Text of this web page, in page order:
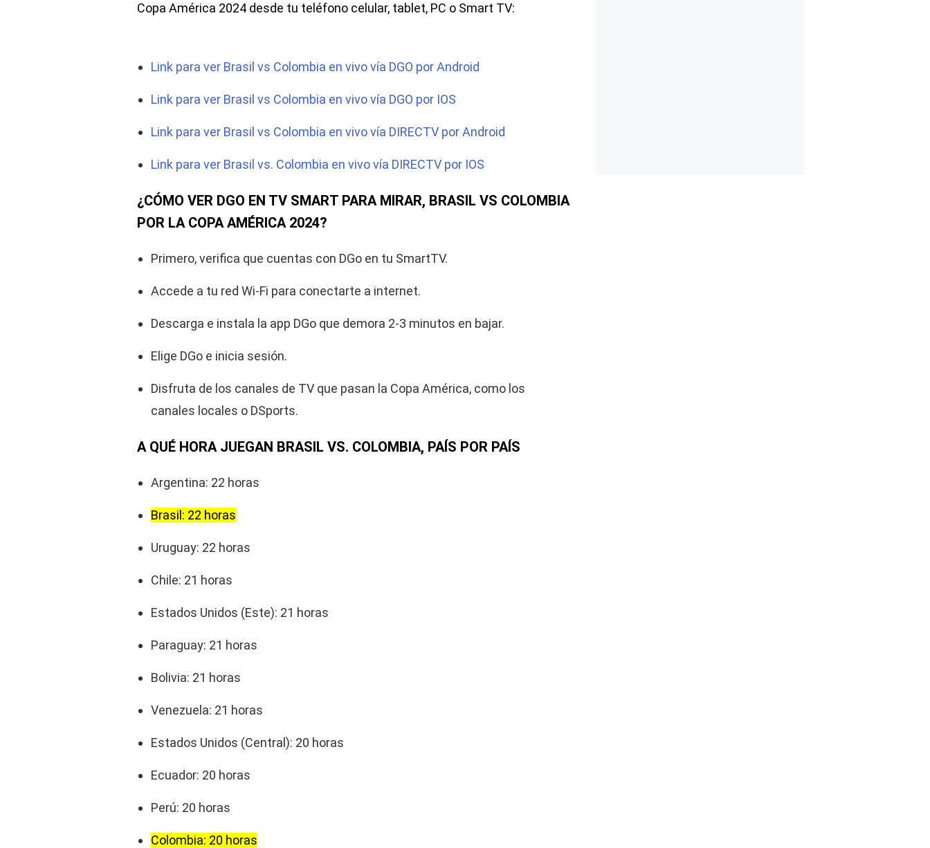
Copa América 2024 desde tu teléfono celular, tablet, PC o Smart TV:
Link para ver Brasil vs Colombia en vivo vía DGO por Android
Link para ver Brasil vs Colombia en vivo vía DGO por IOS
Link para ver Brasil vs Colombia en vivo vía DIRECTV por Android
Link para ver Brasil vs. Colombia en vivo vía DIRECTV por IOS
¿CÓMO VER DGO EN TV SMART PARA MIRAR, BRASIL VS COLOMBIA
POR LA COPA AMÉRICA 2024?
Primero, verifica que cuentas con DGo en tu SmartTV.
Accede a tu red Wi-Fi para conectarte a internet.
Descarga e instala la app DGo que demora 2-3 minutos en bajar.
Elige DGo e inicia sesión.
Disfruta de los canales de TV que pasan la Copa América, como los
canales locales o DSports.
A QUÉ HORA JUEGAN BRASIL VS. COLOMBIA, PAÍS POR PAÍS
Argentina: 22 horas
Brasil: 22 horas
Uruguay: 22 horas
Chile: 21 horas
Estados Unidos (Este): 21 horas
Paraguay: 21 horas
Bolivia: 21 horas
Venezuela: 21 horas
Estados Unidos (Central): 20 horas
Ecuador: 20 horas
Perú: 20 horas
Colombia: 20 horas